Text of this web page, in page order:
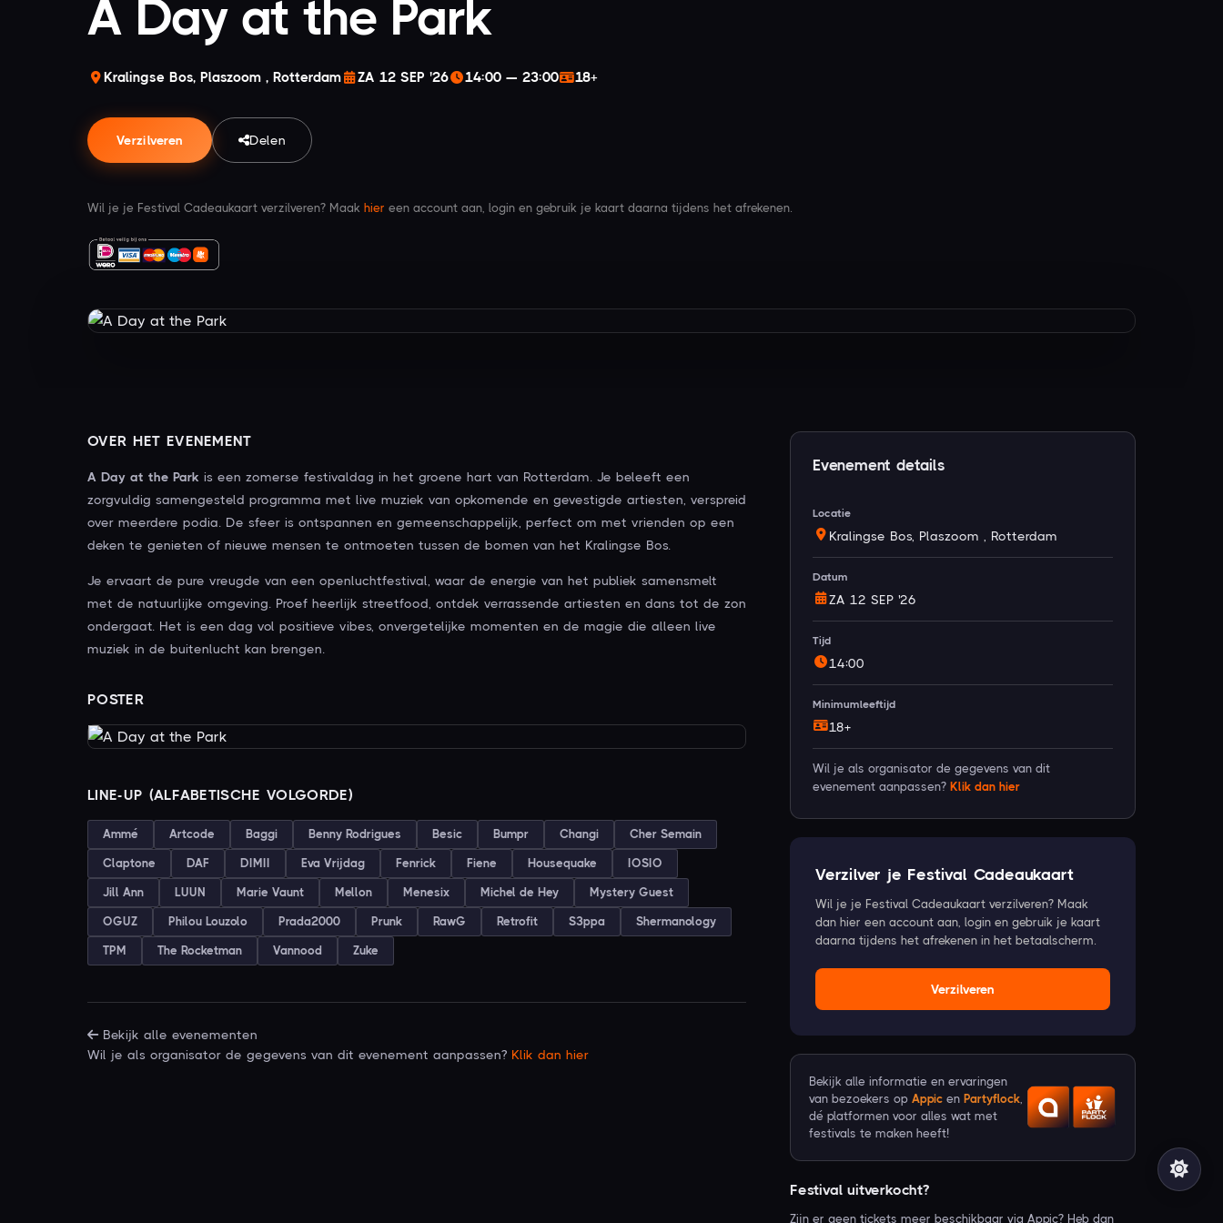
A Day at the Park
Kralingse Bos, Plaszoom , Rotterdam ZA 12 SEP '26 14:00 — 23:00 18+
Verzilveren Delen
Wil je je Festival Cadeaukaart verzilveren? Maak hier een account aan, login en gebruik je kaart daarna tijdens het afrekenen.
OVER HET EVENEMENT
A Day at the Park is een zomerse festivaldag in het groene hart van Rotterdam. Je beleeft een
zorgvuldig samengesteld programma met live muziek van opkomende en gevestigde artiesten, verspreid
over meerdere podia. De sfeer is ontspannen en gemeenschappelijk, perfect om met vrienden op een
deken te genieten of nieuwe mensen te ontmoeten tussen de bomen van het Kralingse Bos.
Je ervaart de pure vreugde van een openluchtfestival, waar de energie van het publiek samensmelt
met de natuurlijke omgeving. Proef heerlijk streetfood, ontdek verrassende artiesten en dans tot de zon
ondergaat. Het is een dag vol positieve vibes, onvergetelijke momenten en de magie die alleen live
muziek in de buitenlucht kan brengen.
POSTER
LINE-UP (ALFABETISCHE VOLGORDE)
Ammé Artcode Baggi Benny Rodrigues Besic Bumpr Changi Cher Semain
Claptone DAF DIMII Eva Vrijdag Fenrick Fiene Housequake IOSIO
Jill Ann LUUN Marie Vaunt Mellon Menesix Michel de Hey Mystery Guest
OGUZ Philou Louzolo Prada2000 Prunk RawG Retrofit S3ppa Shermanology
TPM The Rocketman Vannood Zuke
Bekijk alle evenementen
Wil je als organisator de gegevens van dit evenement aanpassen? Klik dan hier
Evenement details
Locatie
Kralingse Bos, Plaszoom , Rotterdam
Datum
ZA 12 SEP '26
Tijd
14:00
Minimumleeftijd
18+
Wil je als organisator de gegevens van dit
evenement aanpassen? Klik dan hier
Verzilver je Festival Cadeaukaart
Wil je je Festival Cadeaukaart verzilveren? Maak
dan hier een account aan, login en gebruik je kaart
daarna tijdens het afrekenen in het betaalscherm.
Verzilveren
Bekijk alle informatie en ervaringen
van bezoekers op Appic en Partyflock,
dé platformen voor alles wat met
festivals te maken heeft!
Festival uitverkocht?
Zijn er geen tickets meer beschikbaar via Appic? Heb dan